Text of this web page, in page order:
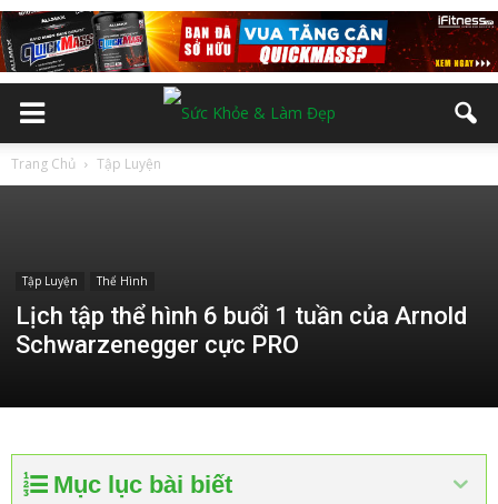
Trang Chủ Tập Luyện
Tập Luyện Thể Hình
Lịch tập thể hình 6 buổi 1 tuần của Arnold
Schwarzenegger cực PRO
Mục lục bài biết